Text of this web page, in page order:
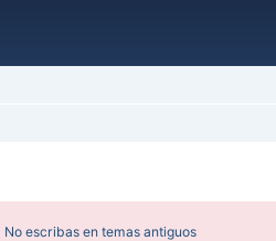
No escribas en temas antiguos